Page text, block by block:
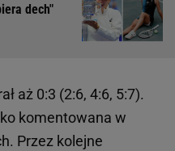
dech"
aż 0:3 (2:6, 4:6, 5:7).
komentowana w
Przez kolejne